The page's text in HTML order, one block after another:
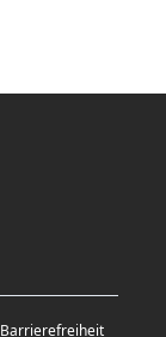
Barrierefreiheit